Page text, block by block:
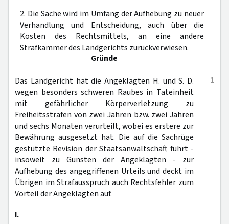
2. Die Sache wird im Umfang der Aufhebung zu neuer
Verhandlung und Entscheidung, auch über die
Kosten des Rechtsmittels, an eine andere
Strafkammer des Landgerichts zurückverwiesen.
Gründe
1
Das Landgericht hat die Angeklagten H. und S. D.
wegen besonders schweren Raubes in Tateinheit
mit gefährlicher Körperverletzung zu
Freiheitsstrafen von zwei Jahren bzw. zwei Jahren
und sechs Monaten verurteilt, wobei es erstere zur
Bewährung ausgesetzt hat. Die auf die Sachrüge
gestützte Revision der Staatsanwaltschaft führt -
insoweit zu Gunsten der Angeklagten - zur
Aufhebung des angegriffenen Urteils und deckt im
Übrigen im Strafausspruch auch Rechtsfehler zum
Vorteil der Angeklagten auf.
I.